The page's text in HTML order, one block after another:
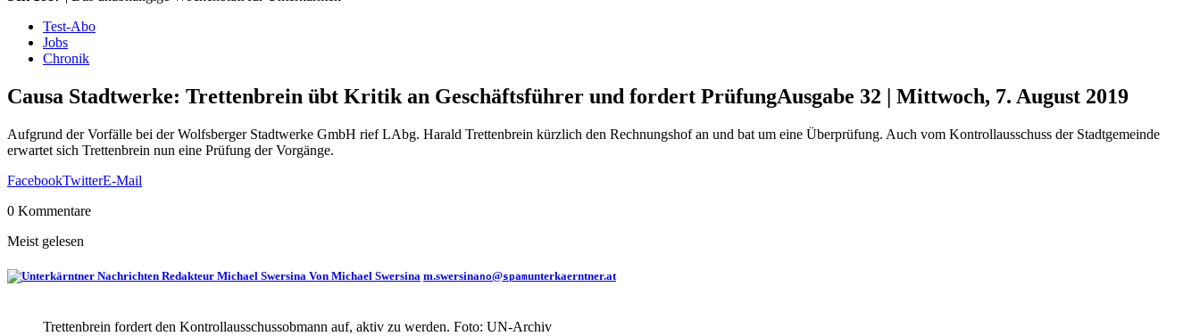
Test-Abo
Jobs
Chronik
Causa Stadtwerke: Trettenbrein übt Kritik an Geschäftsführer und fordert PrüfungAusgabe 32 | Mittwoch, 7. August 2019
Aufgrund der Vorfälle bei der Wolfsberger Stadtwerke GmbH rief LAbg. Harald Trettenbrein kürzlich den Rechnungshof an und bat um eine Überprüfung. Auch vom Kontrollausschuss der Stadtgemeinde
erwartet sich Trettenbrein nun eine Prüfung der Vorgänge.
FacebookTwitterE-Mail
0 Kommentare
Meist gelesen
Von Michael Swersina m.swersinano@spamunterkaerntner.at
Trettenbrein fordert den Kontrollausschussobmann auf, aktiv zu werden. Foto: UN-Archiv